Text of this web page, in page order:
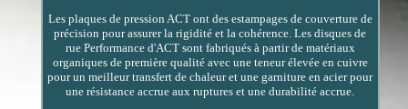
Les plaques de pression ACT ont des estampages de couverture de
précision pour assurer la rigidité et la cohérence. Les disques de
rue Performance d'ACT sont fabriqués à partir de matériaux
organiques de première qualité avec une teneur élevée en cuivre
pour un meilleur transfert de chaleur et une garniture en acier pour
une résistance accrue aux ruptures et une durabilité accrue.